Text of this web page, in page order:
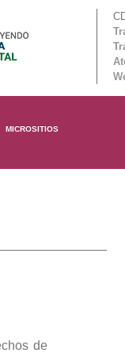
MICROSITIOS
de